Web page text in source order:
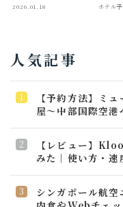
2026.01.18 ホテル
人気記事
【予約方法】ミ
屋〜中部国際空港
【レビュー】
みた｜使い方・速
シンガポール航